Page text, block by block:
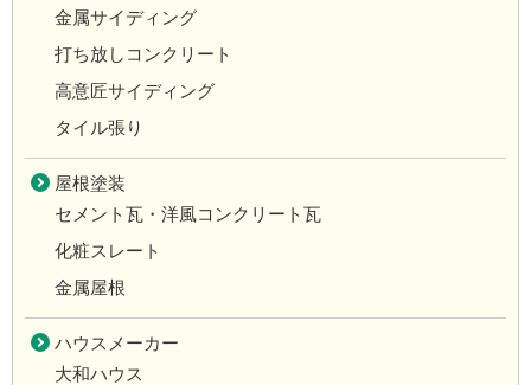
金属サイディング
打ち放しコンクリート
高意匠サイディング
タイル張り
屋根塗装
セメント瓦・洋風コンクリート瓦
化粧スレート
金属屋根
ハウスメーカー
大和ハウス